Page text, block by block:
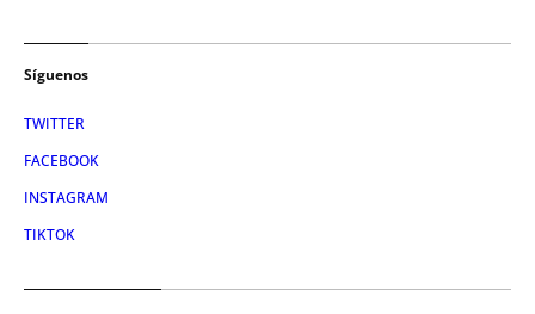
Síguenos
TWITTER
FACEBOOK
INSTAGRAM
TIKTOK